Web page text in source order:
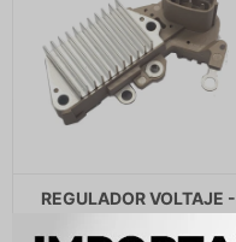
REGULADOR VOLTAJE -